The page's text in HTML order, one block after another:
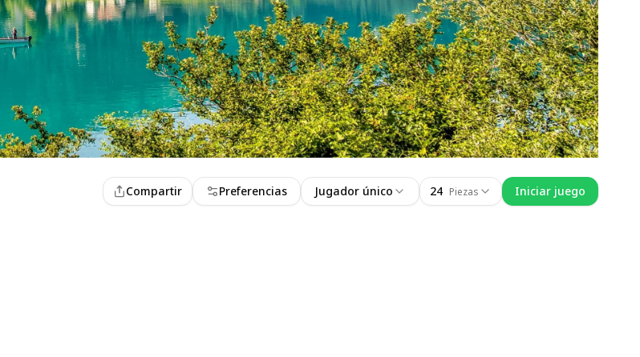
Compartir Preferencias Jugador único 24 Piezas
Iniciar juego